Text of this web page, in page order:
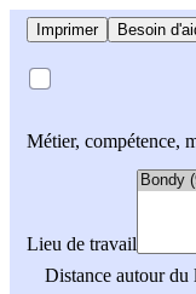
Imprimer Besoin
Métier, compétence,
Lieu de travail
Distance autour du